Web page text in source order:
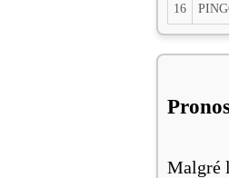
16
Malgré